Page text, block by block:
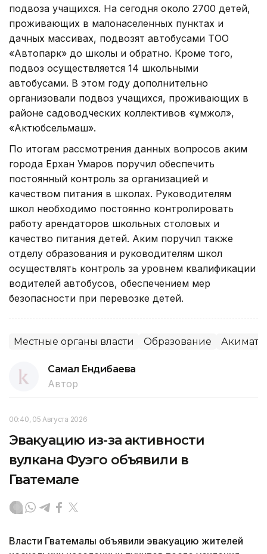
подвоза учащихся. На сегодня около 2700 детей,
проживающих в малонаселенных пунктах и
дачных массивах, подвозят автобусами ТОО
«Автопарк» до школы и обратно. Кроме того,
подвоз осуществляется 14 школьными
автобусами. В этом году дополнительно
организовали подвоз учащихся, проживающих в
районе садоводческих коллективов «Құмжол»,
«Актюбсельмаш».
По итогам рассмотрения данных вопросов аким
города Ерхан Умаров поручил обеспечить
постоянный контроль за организацией и
качеством питания в школах. Руководителям
школ необходимо постоянно контролировать
работу арендаторов школьных столовых и
качество питания детей. Аким поручил также
отделу образования и руководителям школ
осуществлять контроль за уровнем квалификации
водителей автобусов, обеспечением мер
безопасности при перевозке детей.
Местные органы власти Образование Акимат
Самал Ендибаева
Автор
00:40, 05 Августа 2026
Эвакуацию из-за активности
вулкана Фуэго объявили в
Гватемале
Власти Гватемалы объявили эвакуацию жителей